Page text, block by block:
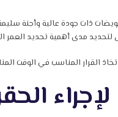
ذات جودة عالية وأجنة
مدى أهمية تحديد العمر
القرار المناسب في الوقت
لإجراء